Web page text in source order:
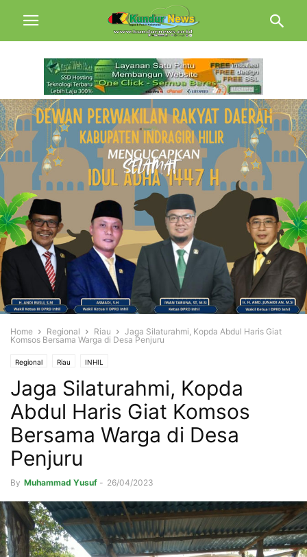
Home Regional Riau
Jaga Silaturahmi, Kopda Abdul Haris Giat
Komsos Bersama Warga di Desa Penjuru
Regional Riau INHIL
Jaga Silaturahmi, Kopda
Abdul Haris Giat Komsos
Bersama Warga di Desa
Penjuru
By Muhammad Yusuf - 26/04/2023